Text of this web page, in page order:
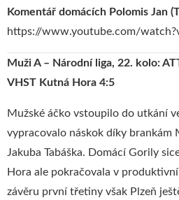
Komentář domácích Polomis Jan
https://www.youtube.com/
Muži A – Národní liga, 22. kolo:
VHST Kutná Hora 4:5
Mužské áčko vstoupilo do utkání
vypracovalo náskok díky brankám
Jakuba Tabáška. Domácí Gorily
Hora ale pokračovala v
závěru první třetiny však Plzeň